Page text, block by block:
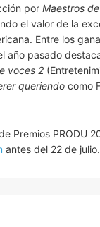
por Maestros
el valor de la
Entre los
año pasado
voces 2
queriendo como
Premios PRODU
antes del 22 de julio.